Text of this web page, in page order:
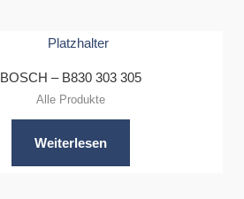
BOSCH – B830 303 305
Alle Produkte
Weiterlesen